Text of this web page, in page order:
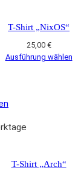
T-Shirt „NixOS“
25,00 €
Ausführung wählen
T-Shirt „Arch“